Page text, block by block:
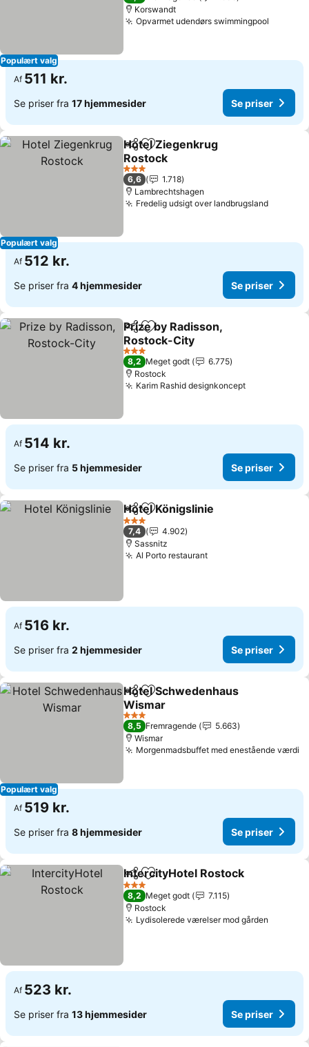
Populært valg
Korswandt
Opvarmet udendørs swimmingpool
Af 511 kr.
Se priser fra 17 hjemmesider Se priser
Populært valg
Del Føj til favoritter
Hotel Ziegenkrug
Rostock
3 Stjerner
6,6
1.718
Lambrechtshagen
Fredelig udsigt over landbrugsland
Af 512 kr.
Se priser fra 4 hjemmesider Se priser
Del Føj til favoritter
Prize by Radisson,
Rostock-City
3 Stjerner
8,2 Meget godt
6.775
Rostock
Karim Rashid designkoncept
Af 514 kr.
Se priser fra 5 hjemmesider Se priser
Del Føj til favoritter
Hotel Königslinie
3 Stjerner
7,4
4.902
Sassnitz
Al Porto restaurant
Af 516 kr.
Se priser fra 2 hjemmesider Se priser
Populært valg
Del Føj til favoritter
Hotel Schwedenhaus
Wismar
3 Stjerner
8,5 Fremragende
5.663
Wismar
Morgenmadsbuffet med enestående værdi
Af 519 kr.
Se priser fra 8 hjemmesider Se priser
Del Føj til favoritter
IntercityHotel Rostock
3 Stjerner
8,2 Meget godt
7.115
Rostock
Lydisolerede værelser mod gården
Af 523 kr.
Se priser fra 13 hjemmesider Se priser